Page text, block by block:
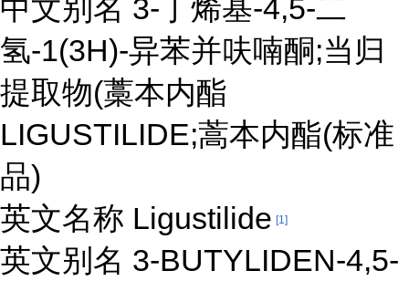
中文别名 3-丁烯基-4,5-二
氢-1(3H)-异苯并呋喃酮;当归
提取物(藁本内酯
LIGUSTILIDE;蒿本内酯(标准
品)
英文名称 Ligustilide [1]
英文别名 3-BUTYLIDEN-4,5-